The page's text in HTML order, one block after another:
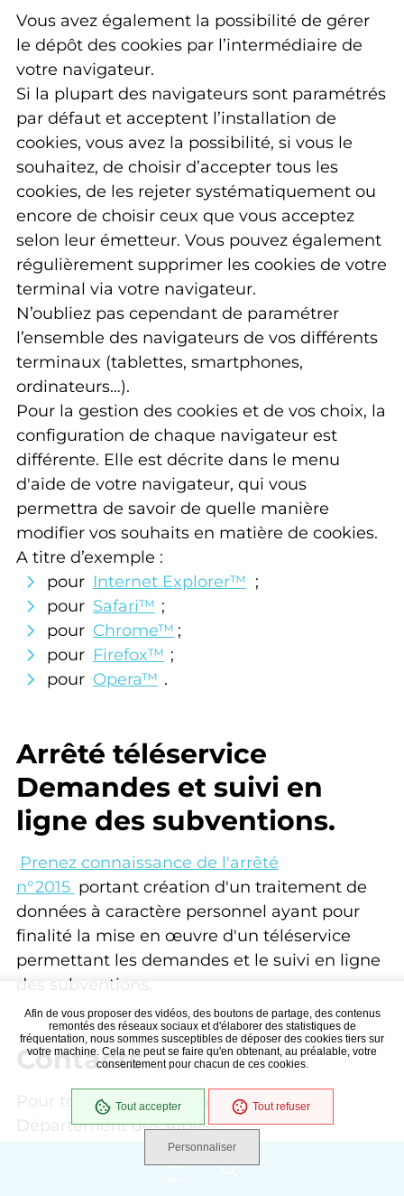
Afin de vous proposer des vidéos, des boutons de partage, des contenus
remontés des réseaux sociaux et d'élaborer des statistiques de
fréquentation, nous sommes susceptibles de déposer des cookies tiers sur
votre machine. Cela ne peut se faire qu'en obtenant, au préalable, votre
consentement pour chacun de ces cookies.
Tout accepter Tout refuser
Personnaliser
Vous avez également la possibilité de gérer
le dépôt des cookies par l’intermédiaire de
votre navigateur.
Si la plupart des navigateurs sont paramétrés
par défaut et acceptent l’installation de
cookies, vous avez la possibilité, si vous le
souhaitez, de choisir d’accepter tous les
cookies, de les rejeter systématiquement ou
encore de choisir ceux que vous acceptez
selon leur émetteur. Vous pouvez également
régulièrement supprimer les cookies de votre
terminal via votre navigateur.
N’oubliez pas cependant de paramétrer
l’ensemble des navigateurs de vos différents
terminaux (tablettes, smartphones,
ordinateurs…).
Pour la gestion des cookies et de vos choix, la
configuration de chaque navigateur est
différente. Elle est décrite dans le menu
d'aide de votre navigateur, qui vous
permettra de savoir de quelle manière
modifier vos souhaits en matière de cookies.
A titre d’exemple :
pour Internet Explorer™ ;
pour Safari™ ;
pour Chrome™ ;
pour Firefox™ ;
pour Opera™ .
Arrêté téléservice
Demandes et suivi en
ligne des subventions.
Prenez connaissance de l'arrêté
n°2015 portant création d'un traitement de
données à caractère personnel ayant pour
finalité la mise en œuvre d'un téléservice
permettant les demandes et le suivi en ligne
des subventions.
Contacts
Pour toute correspondance avec le
Département des Alpes-
remplissez le formulaire suivant